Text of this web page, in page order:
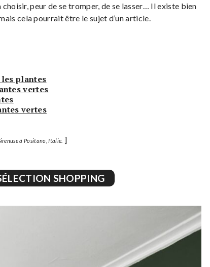
peur de se tromper, de se lasser… Il existe bien
cela pourrait être le sujet d’un article.
plantes
vertes
vertes
à Positano, Italie. ]
SHOPPING